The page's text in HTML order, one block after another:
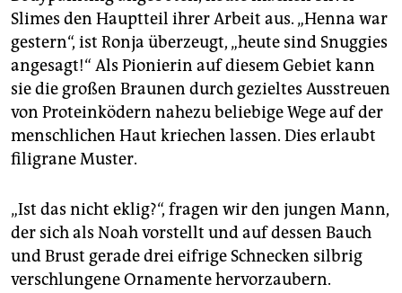
Slimes den Hauptteil ihrer Arbeit aus. „Henna war
gestern“, ist Ronja überzeugt, „heute sind Snuggies
angesagt!“ Als Pionierin auf diesem Gebiet kann
sie die großen Braunen durch gezieltes Ausstreuen
von Proteinködern nahezu beliebige Wege auf der
menschlichen Haut kriechen lassen. Dies erlaubt
filigrane Muster.
„Ist das nicht eklig?“, fragen wir den jungen Mann,
der sich als Noah vorstellt und auf dessen Bauch
und Brust gerade drei eifrige Schnecken silbrig
verschlungene Ornamente hervorzaubern.